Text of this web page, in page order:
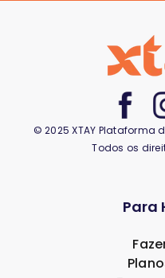
© 2025 XTAY Plataforma
Todos os
Para